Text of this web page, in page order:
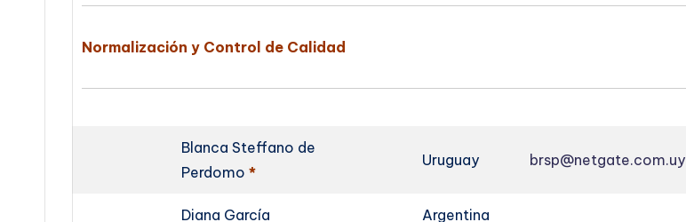
Normalización y Control de Calidad
Blanca Steffano de
Perdomo*
Uruguay brsp@netgate.com.uy
Diana García Argentina